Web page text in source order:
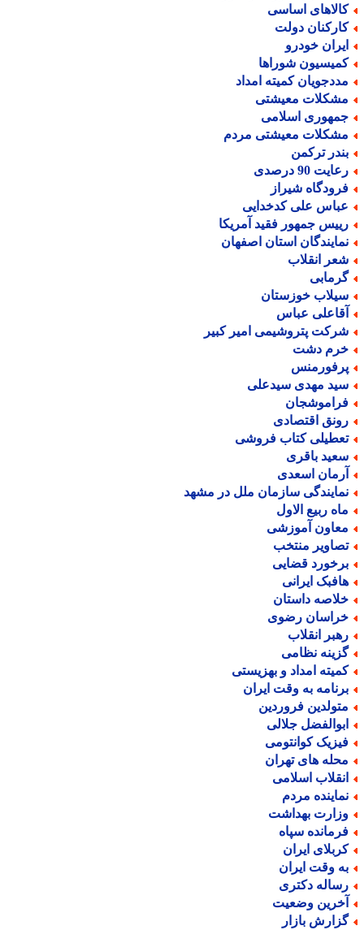
اساسی
دولت
خودرو
شوراها
کمیته امداد
معیشتی
اسلامی
معیشتی مردم
ترکمن
90 درصدی
شیراز
علی کدخدایی
جمهور فقید آمریکا
استان اصفهان
انقلاب
خوزستان
عباس
پتروشیمی امیر کبیر
دشت
مهدی سیدعلی
اقتصادی
کتاب فروشی
باقری
اسعدی
سازمان ملل در مشهد
ربیع الاول
آموزشی
منتخب
قضایی
ایرانی
داستان
رضوی
انقلاب
نظامی
امداد و بهزیستی
به وقت ایران
فروردین
جلالی
کوانتومی
های تهران
اسلامی
مردم
بهداشت
سپاه
ایران
وقت ایران
دکتری
وضعیت
بازار